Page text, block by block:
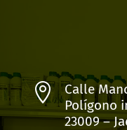

Calle
Polígono
23009 –